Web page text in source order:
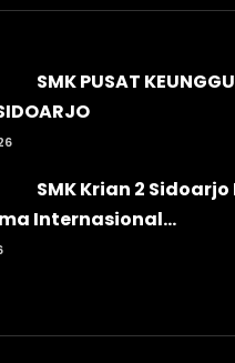
SMK PUSAT
SMK Krian 2
Internasional...